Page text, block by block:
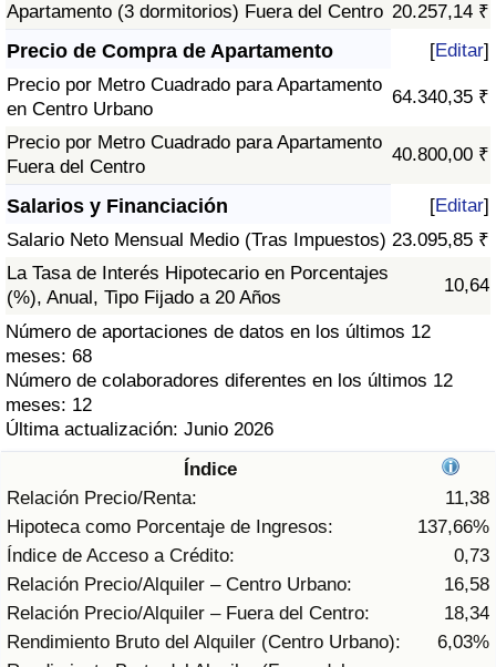
Apartamento (3 dormitorios) Fuera del Centro 20.257,14 ₹
Precio de Compra de Apartamento [Editar]
Precio por Metro Cuadrado para Apartamento
en Centro Urbano
64.340,35 ₹
Precio por Metro Cuadrado para Apartamento
Fuera del Centro
40.800,00 ₹
Salarios y Financiación [Editar]
Salario Neto Mensual Medio (Tras Impuestos) 23.095,85 ₹
La Tasa de Interés Hipotecario en Porcentajes
(%), Anual, Tipo Fijado a 20 Años
10,64
Número de aportaciones de datos en los últimos 12
meses: 68
Número de colaboradores diferentes en los últimos 12
meses: 12
Última actualización: Junio 2026
Índice
Relación Precio/Renta:
11,38
Hipoteca como Porcentaje de Ingresos:
137,66%
Índice de Acceso a Crédito:
0,73
Relación Precio/Alquiler – Centro Urbano:
16,58
Relación Precio/Alquiler – Fuera del Centro:
18,34
Rendimiento Bruto del Alquiler (Centro Urbano):
6,03%
Calificación del Índice de Criminalidad
Índice de criminalidad por país
Sanidad
Índice de Sanidad (Actual)
Índice de Sanidad
Índice de Sanidad por País
Índice de Contaminación (Actual)
Índice de contaminación
Índice de Contaminación por País